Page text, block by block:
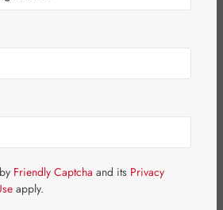
Friendly Captcha and its Privacy
apply.